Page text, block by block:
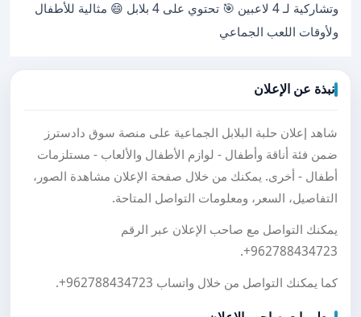
وتشاركية لـ 4 لاعبين 🎯 تحتوي على 4 بلابل 😄 مثالية للأطفال
ولأوقات اللعب الجماعي
نبذة عن الإعلان
شاهد إعلان حلبة البلابل الجماعية على منصة سوق دادسترز
ضمن فئة أناقة وأطفال - لوازم الأطفال والألعاب - مستلزمات
أطفال - أخرى. يمكنك من خلال صفحة الإعلان مشاهدة الصور،
التفاصيل، السعر، ومعلومات التواصل المتاحة.
يمكنك التواصل مع صاحب الإعلان عبر الرقم
+962788434723
.
كما يمكنك التواصل من خلال واتساب +962788434723
.